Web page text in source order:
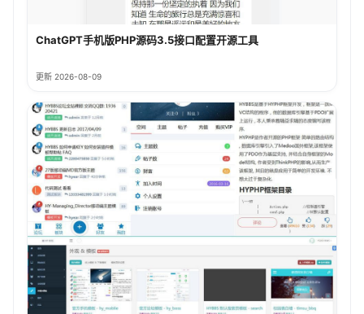
ChatGPT手机版PHP源码3.5接口配置开源工具
更新 2026-08-09